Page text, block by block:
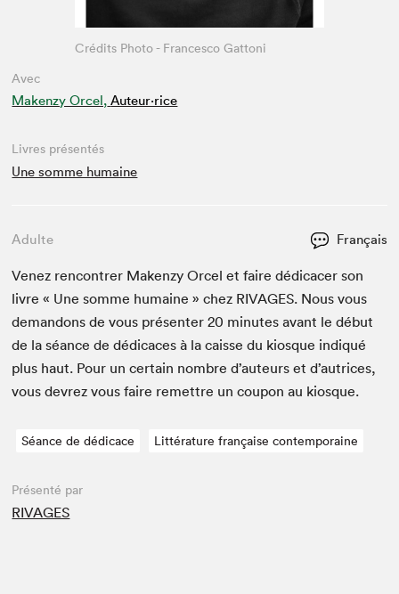
Avec
Makenzy Orcel, Auteur·rice
Crédits Photo - Francesco Gattoni
Livres présentés
Une somme humaine
Adulte Français
Venez ren­con­tr­er Maken­zy Orcel et faire dédi­cac­er son
livre « Une somme humaine » chez RIVAGES. Nous vous
deman­dons de vous présen­ter20 min­utes avant le début
de la séance de dédi­caces à la caisse du kiosque indiqué
plus haut. Pour un cer­tain nom­bre d’auteurs et d’autrices,
vous devrez vous faire remet­tre un coupon au kiosque.
Séance de dédicace Littérature française contemporaine
Présenté par
RIVAGES